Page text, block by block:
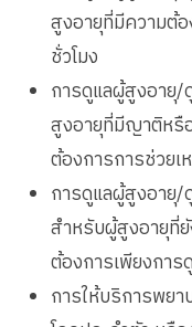
สูงอายุที่มีความต้
ชั่วโมง
การดูแลผู้สูงอายุ/
สูงอายุที่มีญาติหรื
ต้องการการช่วยเ
การดูแลผู้สูงอายุ/
สำหรับผู้สูงอายุที่
ต้องการเพียงการ
การให้บริการพย